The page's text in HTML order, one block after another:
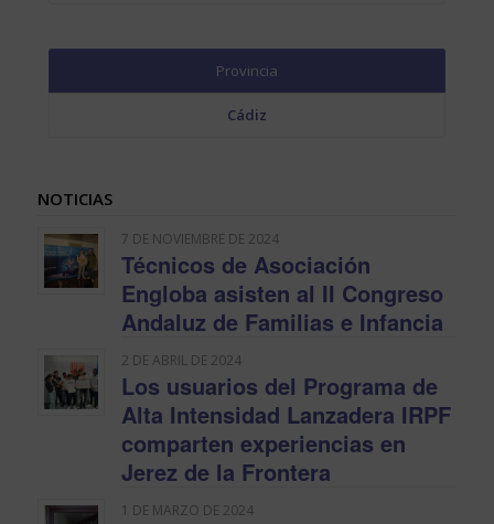
Provincia
Cádiz
NOTICIAS
7 DE NOVIEMBRE DE 2024
Técnicos de Asociación
Engloba asisten al II Congreso
Andaluz de Familias e Infancia
2 DE ABRIL DE 2024
Los usuarios del Programa de
Alta Intensidad Lanzadera IRPF
comparten experiencias en
Jerez de la Frontera
1 DE MARZO DE 2024